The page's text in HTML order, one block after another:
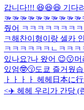
갑니다!!! 😆😆😆 기다
줬어 ㅋㅋㅋㅋㅋㅋㅋ
ㅋ해찬이형이랑 셀카
ㅋㅋㅋㅋㅋㅋㄴㅋㅋㅋ
있나요?나 왔어 😉😗머
있엄🤓😚도쿄 즐거웠
ㅏㅏㅏㅏ 헤헤 日本に
<✈️ 헤헤 우리가 간당 (